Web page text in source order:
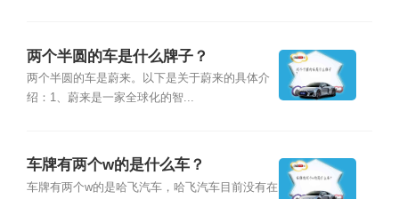
两个半圆的车是什么牌子？
两个半圆的车是蔚来。以下是关于蔚来的具体介
绍：1、蔚来是一家全球化的智...
车牌有两个w的是什么车？
车牌有两个w的是哈飞汽车，哈飞汽车目前没有在